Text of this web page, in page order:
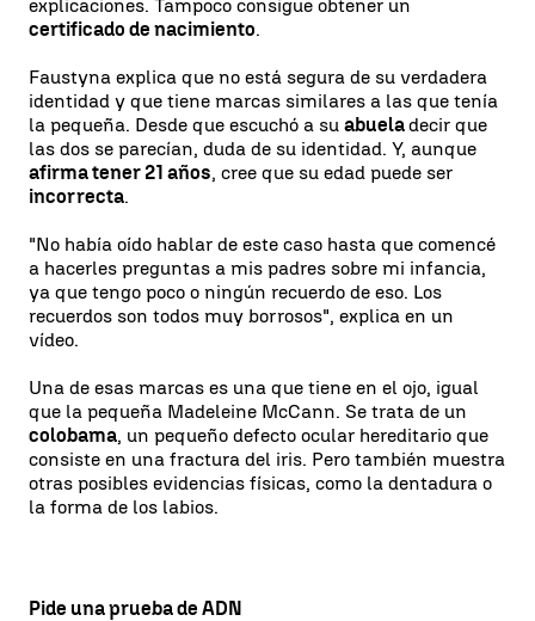
explicaciones. Tampoco consigue obtener un
certificado de nacimiento.
Faustyna explica que no está segura de su verdadera
identidad y que tiene marcas similares a las que tenía
la pequeña. Desde que escuchó a su abueladecir que
las dos se parecían, duda de su identidad. Y, aunque
afirma tener 21 años, cree que su edad puede ser
incorrecta.
"No había oído hablar de este caso hasta que comencé
a hacerles preguntas a mis padres sobre mi infancia,
ya que tengo poco o ningún recuerdo de eso. Los
recuerdos son todos muy borrosos", explica en un
vídeo.
Una de esas marcas es una que tiene en el ojo, igual
que la pequeña Madeleine McCann. Se trata de un
colobama, un pequeño defecto ocular hereditario que
consiste en una fractura del iris. Pero también muestra
otras posibles evidencias físicas, como la dentadura o
la forma de los labios.
Pide una prueba de ADN